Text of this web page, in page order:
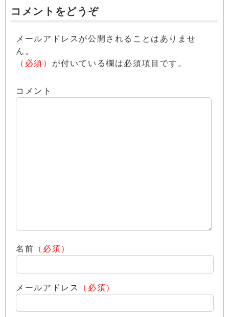
コメントをどうぞ
メールアドレスが公開されることはありませ
ん。
（必須） が付いている欄は必須項目です。
コメント
名前 （必須）
メールアドレス （必須）